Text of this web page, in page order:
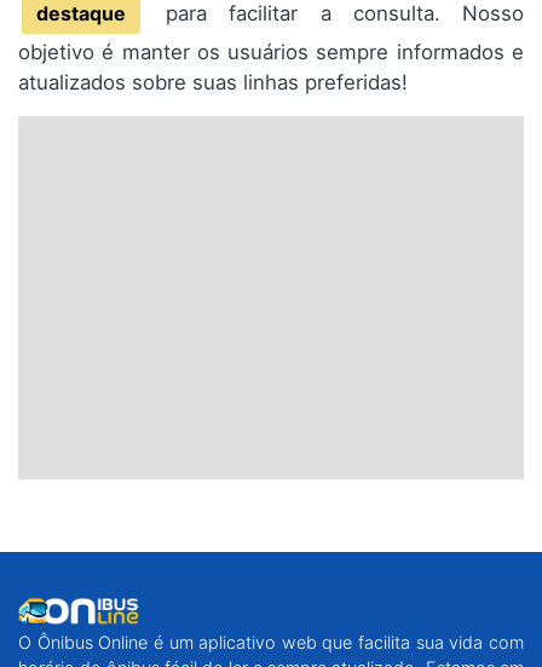
destaque
para facilitar a consulta. Nosso
objetivo é manter os usuários sempre informados e
atualizados sobre suas linhas preferidas!
O Ônibus Online é um aplicativo web que facilita sua vida com